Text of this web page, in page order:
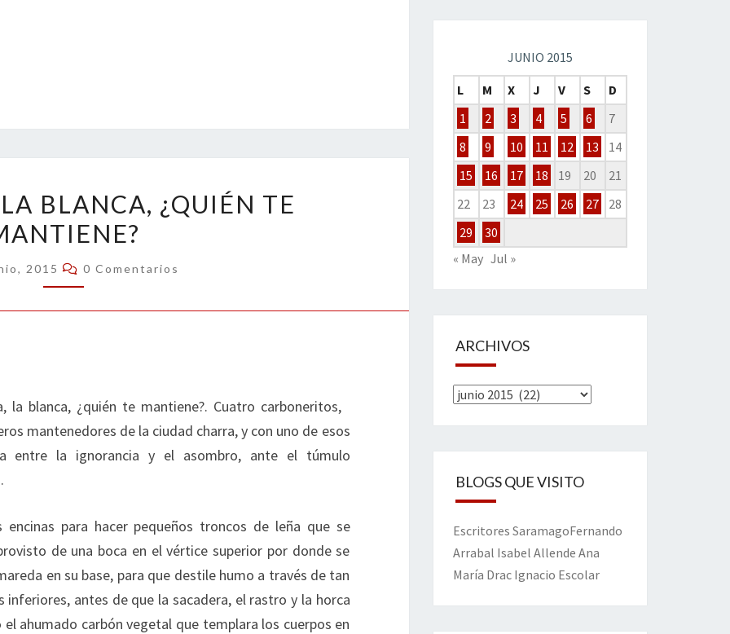
LA
BLANCA,
TE
MANTIENE?
BLANCA, ¿QUIÉN TE
2015 Comentarios
0 Comentarios
la blanca, ¿quién te mantiene?. Cuatro carboneritos,
mantenedores de la ciudad charra, y con uno de esos
entre la ignorancia y el asombro, ante el túmulo
para hacer pequeños troncos de leña que se
de una boca en el vértice superior por donde se
en su base, para que destile humo a través de tan
inferiores, antes de que la sacadera, el rastro y la horca
ahumado carbón vegetal que templara los cuerpos en
JUNIO 2015
L
M X J V S
D
1
2 3 4 5 6
7
8
9 10 11 12 13
14
15
16 17 18 19 20
21
22
23 24 25 26 27
28
29
30
« May Jul »
ARCHIVOS
Archivos
BLOGS QUE VISITO
Escritores SaramagoFernando
Arrabal Isabel Allende Ana
María Drac Ignacio Escolar